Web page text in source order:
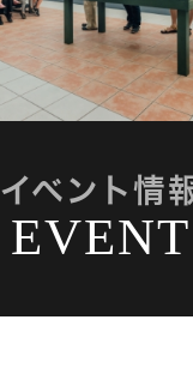
イベント情
EVENT